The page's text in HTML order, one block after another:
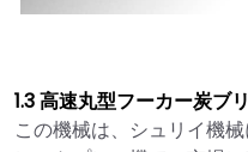
1.3 高速丸型フーカー炭ブ
この機械は、シュリイ機